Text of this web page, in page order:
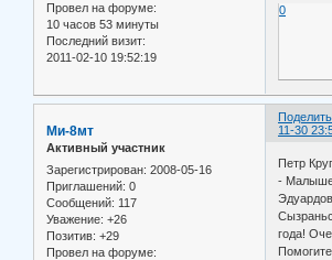
Провел на форуме:
10 часов 53 минуты
Последний визит:
2011-02-10 19:52:19
0
11-30
Ми-8мт
Активный участник
Зарегистрирован: 2008-05-16
Приглашений: 0
Сообщений: 117
Уважение: +26
Позитив: +29
Провел на форуме:
Петр
-
года!